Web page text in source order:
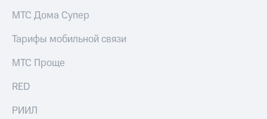
МТС Дома Супер
Тарифы мобильной связи
МТС Проще
RED
РИИЛ